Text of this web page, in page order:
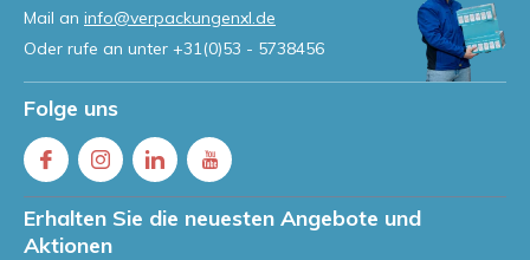
Mail an info@verpackungenxl.de
Oder rufe an unter +31(0)53 - 5738456
Folge uns
Erhalten Sie die neuesten Angebote und
Aktionen